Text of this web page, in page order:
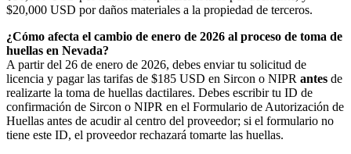
$20,000 USD por daños materiales a la propiedad de terceros.
¿Cómo afecta el cambio de enero de 2026 al proceso de toma de
huellas en Nevada?
A partir del 26 de enero de 2026, debes enviar tu solicitud de
licencia y pagar las tarifas de $185 USD en Sircon o NIPR antes de
realizarte la toma de huellas dactilares. Debes escribir tu ID de
confirmación de Sircon o NIPR en el Formulario de Autorización de
Huellas antes de acudir al centro del proveedor; si el formulario no
tiene este ID, el proveedor rechazará tomarte las huellas.